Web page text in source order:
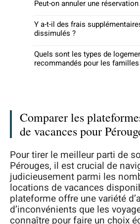
Peut-on annuler une
Y a-t-il des frais
dissimulés ?
Quels sont les types de
recommandés pour les
Comparer les
de vacances pour
Pour tirer le meilleur parti de
Pérouges, il est crucial de
judicieusement parmi les
locations de vacances
plateforme offre une variété
d’inconvénients que les
connaître pour faire un choix